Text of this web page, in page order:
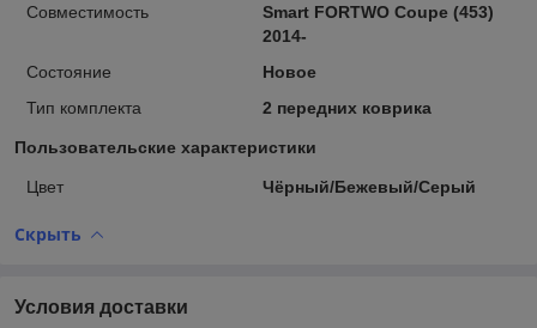
Совместимость
Smart FORTWO Coupe (453)
2014-
Состояние
Новое
Тип комплекта
2 передних коврика
Пользовательские характеристики
Цвет Чёрный/Бежевый/Серый
Скрыть
Условия доставки